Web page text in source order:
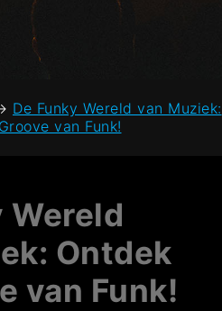
De Funky Wereld van Muziek:
van Funk!
Wereld
Ontdek
van Funk!